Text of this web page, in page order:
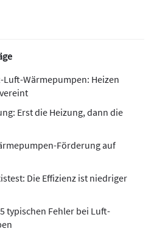
Wärmepumpen: Heizen
Erst die Heizung, dann die
Förderung auf
Die Effizienz ist niedriger
typischen Fehler bei Luft-